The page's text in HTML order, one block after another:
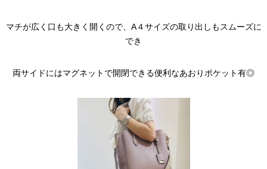
マチが広く口も大きく開くので、A４サイズの取り出しもスムーズに
でき
両サイドにはマグネットで開閉できる便利なあおりポケット有◎